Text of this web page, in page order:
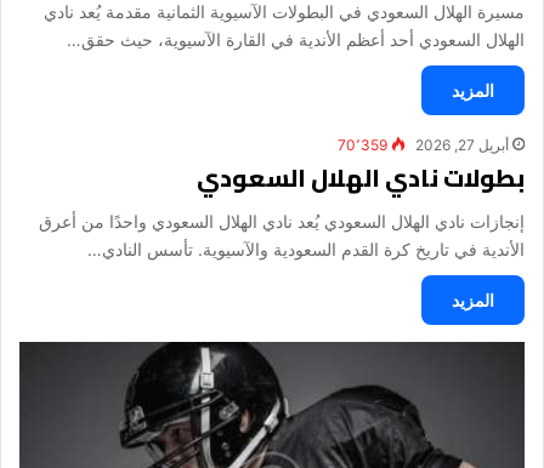
مسيرة الهلال السعودي في البطولات الآسيوية الثمانية مقدمة يُعد نادي
الهلال السعودي أحد أعظم الأندية في القارة الآسيوية، حيث حقق…
المزيد
أبريل 27, 2026 70٬359
بطولات نادي الهلال السعودي
إنجازات نادي الهلال السعودي يُعد نادي الهلال السعودي واحدًا من أعرق
الأندية في تاريخ كرة القدم السعودية والآسيوية. تأسس النادي…
المزيد